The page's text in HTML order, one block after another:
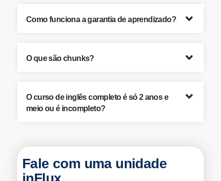
Como funciona a garantia de aprendizado?
O que são chunks?
O curso de inglês completo é só 2 anos e
meio ou é incompleto?
Fale com uma unidade